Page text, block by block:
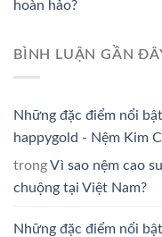
hoàn hảo?
BÌNH LUẬN GẦN
Những đặc điểm nổi
happygold - Nệm Kim
trongVì sao nệm cao
chuộng tại Việt Nam?
Những đặc điểm nổi